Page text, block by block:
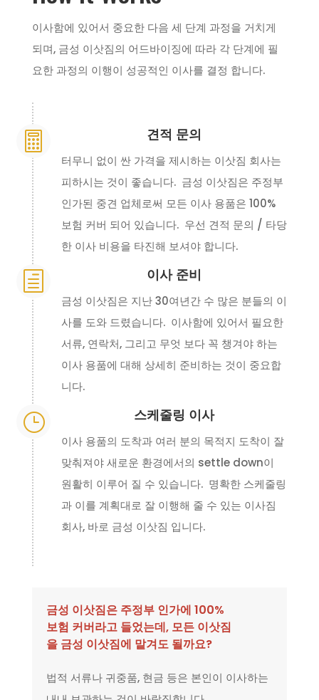
이사함에 있어서 중요한 다음 세 단계 과정을 거치게
되며, 금성 이삿짐의 어드바이징에 따라 각 단계에 필
요한 과정의 이행이 성공적인 이사를 결정 합니다.
 견적 문의
터무니 없이 싼 가격을 제시하는 이삿짐 회사는
피하시는 것이 좋습니다. 금성 이삿짐은 주정부
인가된 중견 업체로써 모든 이사 용품은 100%
보험 커버 되어 있습니다. 우선 견적 문의 / 타당
한 이사 비용을 타진해 보셔야 합니다.
h 이사 준비
금성 이삿짐은 지난 30여년간 수 많은 분들의 이
사를 도와 드렸습니다. 이사함에 있어서 필요한
서류, 연락처, 그리고 무엇 보다 꼭 챙겨야 하는
이사 용품에 대해 상세히 준비하는 것이 중요합
니다.
} 스케줄링 이사
이사 용품의 도착과 여러 분의 목적지 도착이 잘
맞춰져야 새로운 환경에서의 settle down이
원활히 이루어 질 수 있습니다. 명확한 스케줄링
과 이를 계획대로 잘 이행해 줄 수 있는 이사짐
회사, 바로 금성 이삿짐 입니다.
금성 이삿짐은 주정부 인가에 100%
보험 커버라고 들었는데, 모든 이삿짐
을 금성 이삿짐에 맡겨도 될까요?
법적 서류나 귀중품, 현금 등은 본인이 이사하는